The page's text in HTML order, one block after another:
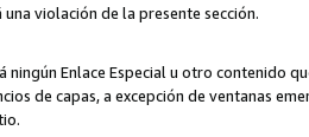
violación de la presente sección.
Enlace Especial u otro contenido
de capas, a excepción de ventanas